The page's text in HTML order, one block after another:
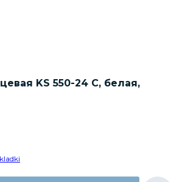
KS 550-24 C, белая,